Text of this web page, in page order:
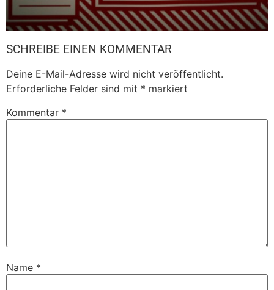
SCHREIBE EINEN KOMMENTAR
Deine E-Mail-Adresse wird nicht veröffentlicht.
Erforderliche Felder sind mit * markiert
Kommentar *
Name *